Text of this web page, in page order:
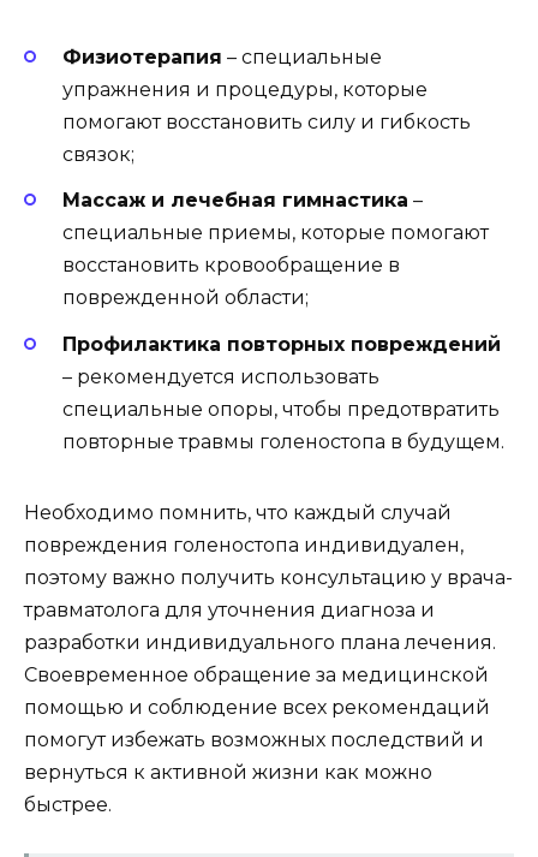
Физиотерапия – специальные
упражнения и процедуры, которые
помогают восстановить силу и гибкость
связок;
Массаж и лечебная гимнастика –
специальные приемы, которые помогают
восстановить кровообращение в
поврежденной области;
Профилактика повторных повреждений
– рекомендуется использовать
специальные опоры, чтобы предотвратить
повторные травмы голеностопа в будущем.
Необходимо помнить, что каждый случай
повреждения голеностопа индивидуален,
поэтому важно получить консультацию у врача-
травматолога для уточнения диагноза и
разработки индивидуального плана лечения.
Своевременное обращение за медицинской
помощью и соблюдение всех рекомендаций
помогут избежать возможных последствий и
вернуться к активной жизни как можно
быстрее.